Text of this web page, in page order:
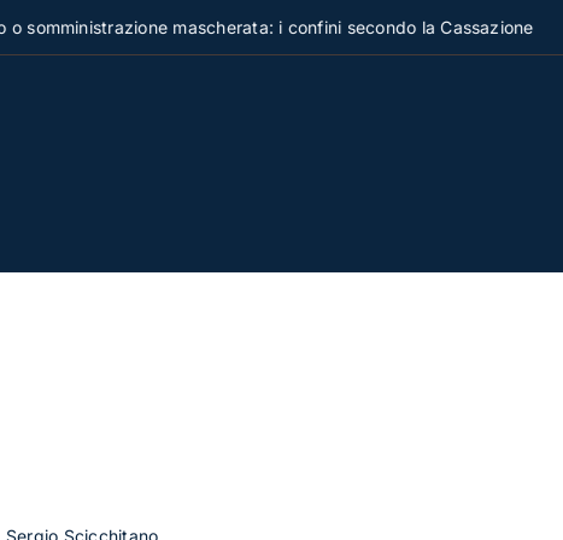
mascherata: i confini secondo la Cassazione
Sergio Scicchitano